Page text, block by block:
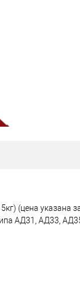
(цена
АД31, АД33,